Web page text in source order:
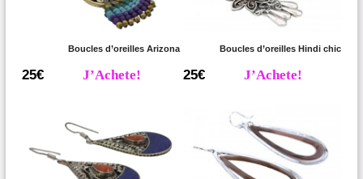
Boucles d’oreilles Arizona
25€ J’Achete!
Boucles d’oreilles Hindi chic
25€ J’Achete!